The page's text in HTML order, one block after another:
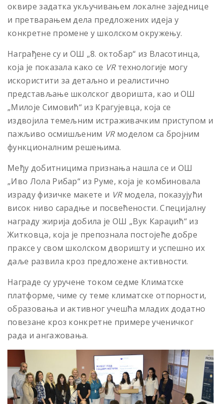
оквире задатка укључивањем локалне заједнице
и претварањем дела предложених идеја у
конкретне промене у школском окружењу.
Награђене су и ОШ „8. октобар“ из Власотинца,
која је показала како се VRтехнологије могу
искористити за детаљно и реалистично
представљање школског дворишта, као и ОШ
„Милоје Симовић“ из Крагујевца, која се
издвојила темељним истраживачким приступом и
пажљиво осмишљеним VRмоделом са бројним
функционалним решењима.
Међу добитницима признања нашла се и ОШ
„Иво Лола Рибар“ из Руме, која је комбиновала
израду физичке макете и VRмодела, показујући
висок ниво сарадње и посвећености. Специјалну
награду жирија добила је ОШ „Вук Караџић“ из
Житковца, која је препознала постојеће добре
праксе у свом школском дворишту и успешно их
даље развила кроз предложене активности.
Награде су уручене током седме Климатске
платформе, чиме су теме климатске отпорности,
образовања и активног учешћа младих додатно
повезане кроз конкретне примере ученичког
рада и ангажовања.